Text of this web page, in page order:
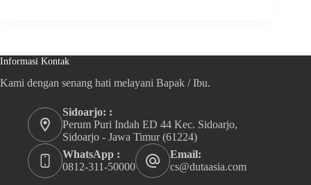
Informasi Kontak
Kami dengan senang hati melayani Bapak / Ibu.
Sidoarjo: :
Perum Puri Indah ED 44 Kec. Sidoarjo,
Sidoarjo - Jawa Timur (61224)
WhatsApp :
0812-311-50000
Email:
cs@dutaasia.com